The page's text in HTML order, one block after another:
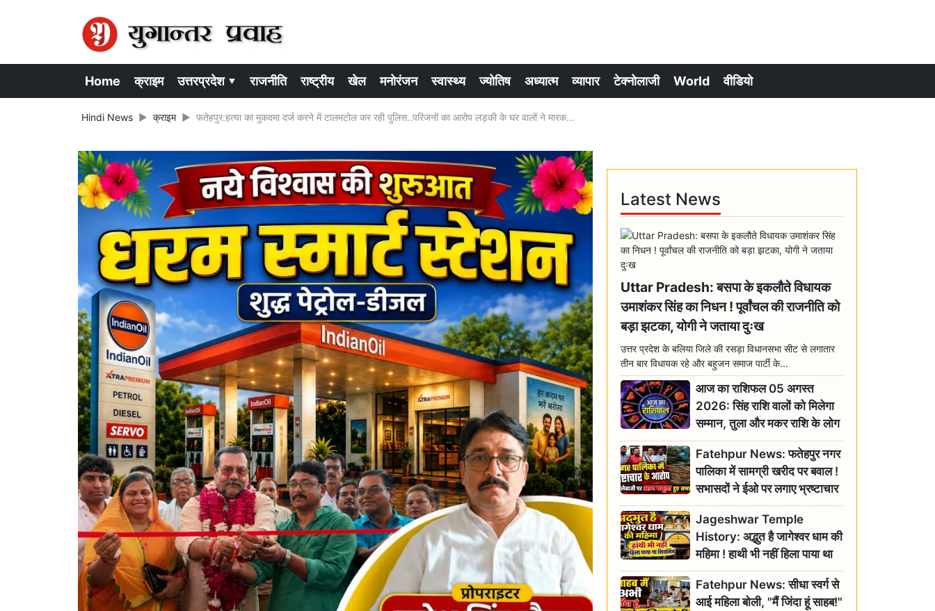
Home क्राइम उत्तरप्रदेश ▾ राजनीति राष्ट्रीय खेल मनोरंजन स्वास्थ्य ज्योतिष अध्यात्म व्यापार टेक्नोलाजी World वीडियो
Hindi News क्राइम फतेहपुर:हत्या का मुकदमा दर्ज करने में टालमटोल कर रही पुलिस..परिजनों का आरोप लड़की के घर वालों ने मारक...
Latest News
Uttar Pradesh: बसपा के इकलौते विधायक
उमाशंकर सिंह का निधन ! पूर्वांचल की राजनीति को
बड़ा झटका, योगी ने जताया दुःख
उत्तर प्रदेश के बलिया जिले की रसड़ा विधानसभा सीट से लगातार
तीन बार विधायक रहे और बहुजन समाज पार्टी के...
आज का राशिफल 05 अगस्त
2026: सिंह राशि वालों को मिलेगा
सम्मान, तुला और मकर राशि के लोग
रहें सतर्क
Fatehpur News: फतेहपुर नगर
पालिका में सामग्री खरीद पर बवाल !
सभासदों ने ईओ पर लगाए भ्रष्टाचार
के गंभीर आरोप
Jageshwar Temple
History: अद्भुत है जागेश्वर धाम की
महिमा ! हाथी भी नहीं हिला पाया था
शिवलिंग, जानिए क्या है इसका
इतिहास
Fatehpur News: सीधा स्वर्ग से
आई महिला बोली, "मैं जिंदा हूं साहब!"